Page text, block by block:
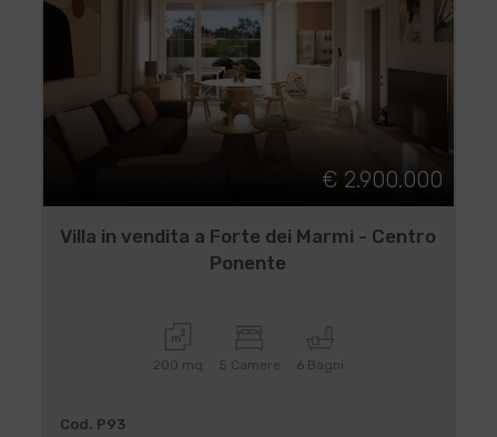
€ 2.900.000
Villa in vendita a Forte dei Marmi - Centro
Ponente
200 mq 5 Camere 6 Bagni
Cod. P93